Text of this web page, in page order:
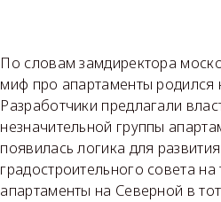
По словам замдиректора
миф про апартаменты родился
Разработчики предлагали
незначительной группы
появилась логика для
градостроительного совета
апартаменты на Северной в